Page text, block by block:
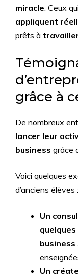
miracle. Ceux
appliquent
prêts à
grâce à
De nombreux
lancer leur
business grâce
Voici quelques
d’anciens élèves :
Un
Un